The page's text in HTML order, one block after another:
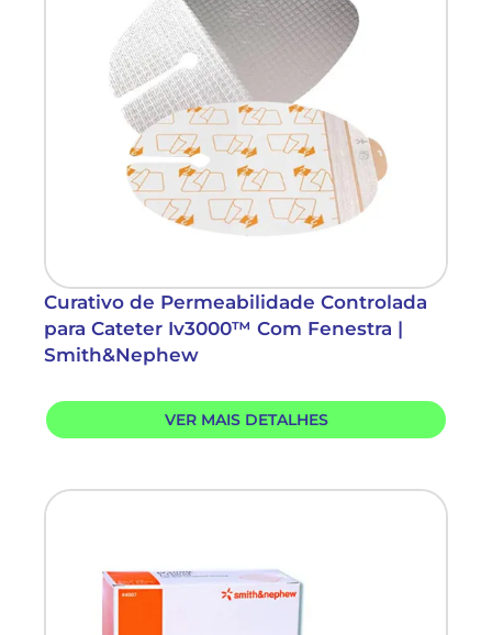
Curativo de Permeabilidade Controlada
para Cateter Iv3000™ Com Fenestra |
Smith&Nephew
VER MAIS DETALHES